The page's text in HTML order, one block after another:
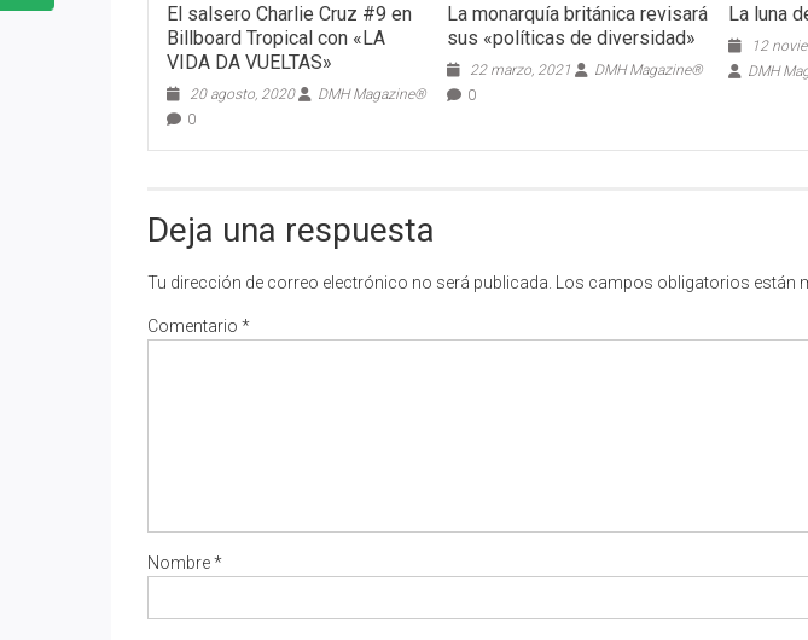
El salsero Charlie Cruz #9 en
Billboard Tropical con «LA
VIDA DA VUELTAS»
20 agosto, 2020
DMH Magazine®
0
La monarquía británica revisará
sus «políticas de diversidad»
22 marzo, 2021
DMH Magazine®
0
La luna
12
DMH
Deja una respuesta
Tu dirección de correo electrónico no será publicada. Los campos obligatorios están
Comentario *
Nombre*